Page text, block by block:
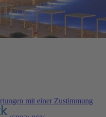
mit einer Zustimmung